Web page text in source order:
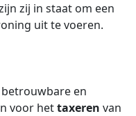
zij in staat om een
uit te voeren.
en
voor hettaxeren van